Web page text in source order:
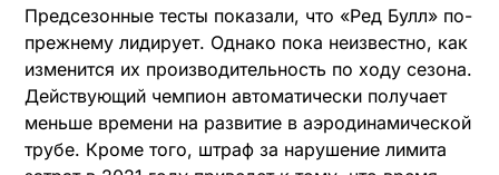
Предсезонные тесты показали, что «Ред Булл» по-
прежнему лидирует. Однако пока неизвестно, как
изменится их производительность по ходу сезона.
Действующий чемпион автоматически получает
меньше времени на развитие в аэродинамической
трубе. Кроме того, штраф за нарушение лимита